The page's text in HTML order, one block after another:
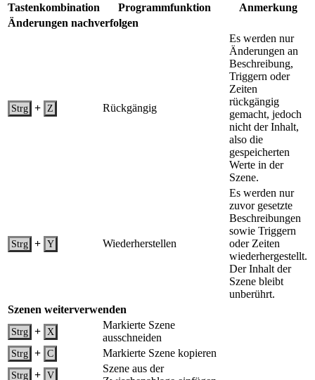
Tastenkombination Programmfunktion
Anmerkung
Änderungen nachverfolgen
Strg + Z Rückgängig
Es werden nur
Änderungen an
Beschreibung,
Triggern oder
Zeiten
rückgängig
gemacht, jedoch
nicht der Inhalt,
also die
gespeicherten
Werte in der
Szene.
Strg + Y Wiederherstellen
Es werden nur
zuvor gesetzte
Beschreibungen
sowie Triggern
oder Zeiten
wiederhergestellt.
Der Inhalt der
Szene bleibt
unberührt.
Szenen weiterverwenden
Strg + X
Markierte Szene
ausschneiden
Strg + C Markierte Szene kopieren
Strg + V
Szene aus der